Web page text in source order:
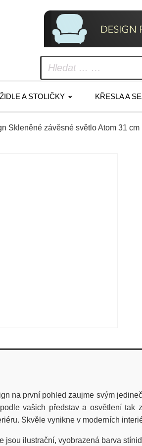
ŽIDLE A STOLIČKY KŘESLA A
Skleněné závěsné světlo Atom 31 cm
na první pohled zaujme svým
vašich představ a osvětlení
Skvěle vynikne v moderních
jsou ilustrační, vyobrazená barva